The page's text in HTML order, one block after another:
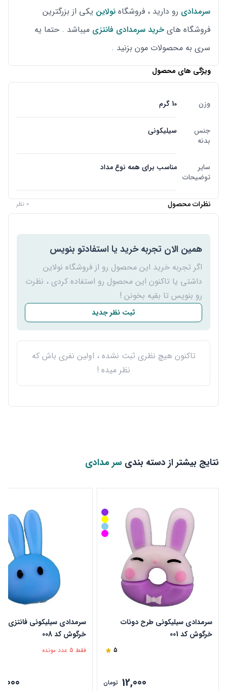
سرمدادی رو دارید ، فروشگاه نولاین یکی از بزرگترین
فروشگاه های خرید سرمدادی فانتزی میباشد . حتما یه
سری به محصولات مون بزنید .
ویژگی های محصول
وزن 10 گرم
جنس
بدنه
سیلیکونی
سایر
توضیحات
مناسب برای همه نوع مداد
نظرات محصول 0 نظر
همین الان تجربه خرید یا استفادتو بنویس
اگر تجربه خرید این محصول رو از فروشگاه نولاین
داشتی یا تاکنون این محصول رو استفاده کردی ، نظرت
رو بنویس تا بقیه بخونن !
ثبت نظر جدید
تاکنون هیچ نظری ثبت نشده ، اولین نفری باش که
نظر میده !
نتایج بیشتر از دسته بندی سر مدادی
سرمدادی سیلیکونی طرح دونات
خرگوش کد 001
5
12,000 تومان
سرمدادی سیلیکونی فانتزی
خرگوش کد 008
فقط 5 عدد مونده